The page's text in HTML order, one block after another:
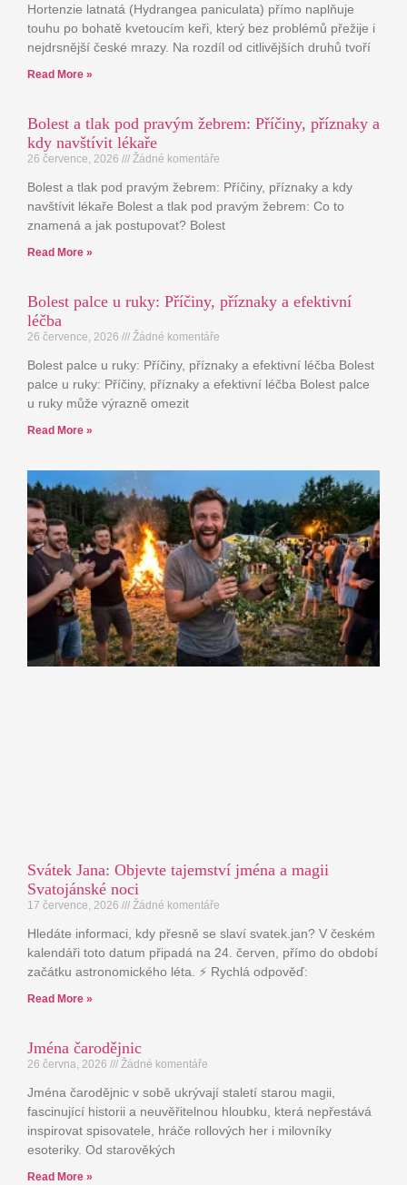
Hortenzie latnatá (Hydrangea paniculata) přímo naplňuje
touhu po bohatě kvetoucím keři, který bez problémů přežije i
nejdrsnější české mrazy. Na rozdíl od citlivějších druhů tvoří
Read More »
Bolest a tlak pod pravým žebrem: Příčiny, příznaky a
kdy navštívit lékaře
26 července, 2026 Žádné komentáře
Bolest a tlak pod pravým žebrem: Příčiny, příznaky a kdy
navštívit lékaře Bolest a tlak pod pravým žebrem: Co to
znamená a jak postupovat? Bolest
Read More »
Bolest palce u ruky: Příčiny, příznaky a efektivní
léčba
26 července, 2026 Žádné komentáře
Bolest palce u ruky: Příčiny, příznaky a efektivní léčba Bolest
palce u ruky: Příčiny, příznaky a efektivní léčba Bolest palce
u ruky může výrazně omezit
Read More »
Svátek Jana: Objevte tajemství jména a magii
Svatojánské noci
17 července, 2026 Žádné komentáře
Hledáte informaci, kdy přesně se slaví svatek.jan? V českém
kalendáři toto datum připadá na 24. červen, přímo do období
začátku astronomického léta. ⚡ Rychlá odpověď:
Read More »
Jména čarodějnic
26 června, 2026 Žádné komentáře
Jména čarodějnic v sobě ukrývají staletí starou magii,
fascinující historii a neuvěřitelnou hloubku, která nepřestává
inspirovat spisovatele, hráče rollových her i milovníky
esoteriky. Od starověkých
Read More »